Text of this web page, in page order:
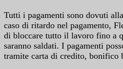
Tutti i pagamenti sono dovuti
caso di ritardo nel pagamento,
di bloccare tutto il lavoro fino a
saranno saldati. I pagamenti
tramite carta di credito, bonifico